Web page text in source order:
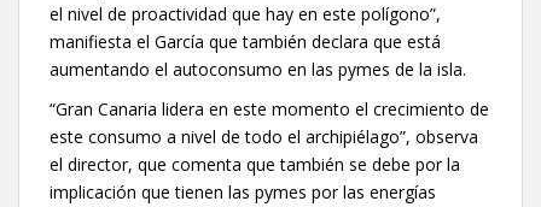
el nivel de proactividad que hay en este polígono”,
manifiesta el García que también declara que está
aumentando el autoconsumo en las pymes de la isla.
“Gran Canaria lidera en este momento el crecimiento de
este consumo a nivel de todo el archipiélago”, observa
el director, que comenta que también se debe por la
implicación que tienen las pymes por las energías